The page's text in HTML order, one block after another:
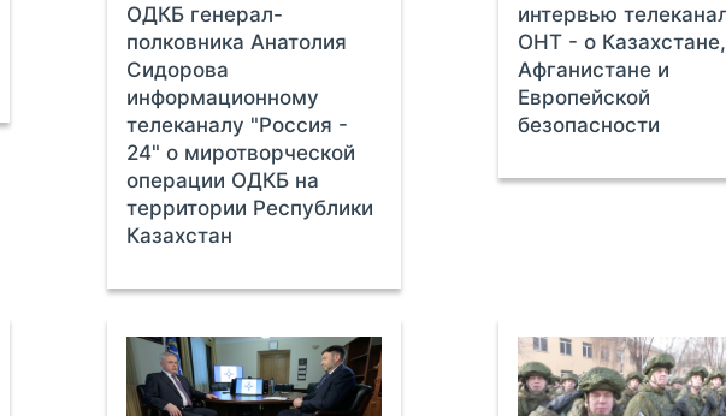
ОДКБ генерал-
полковника Анатолия
Сидорова
информационному
телеканалу "Россия -
24" о миротворческой
операции ОДКБ на
территории Республики
Казахстан
интервью
ОНТ - о Казахстане,
Афганистане и
Европейской
безопасности